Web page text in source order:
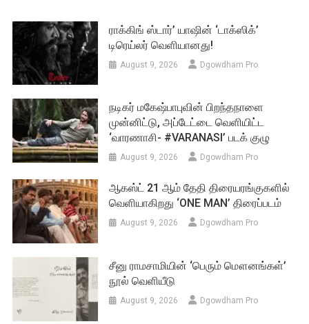
ராக்கிங் ஸ்டார்’ யாஷின் ‘டாக்ஸிக்’
டிரெய்லர் வெளியானது!
August 9, 2026 Dgowdham Pro
நடிகர் மகேஷ்பாபுவின் பிறந்தநாளை
முன்னிட்டு, அப்டேட்டை வெளியிட்ட
‘வாரணாசி- #VARANASI’ படக் குழு
August 9, 2026 Dgowdham Pro
ஆகஸ்ட் 21 ஆம் தேதி திரையரங்குகளில்
வெளியாகிறது ‘ONE MAN’ திரைப்படம்
August 9, 2026 Dgowdham Pro
சீனு ராமசாமியின் ‘பெரும் மௌனங்கள்’
நூல் வெளியீடு
August 9, 2026 Dgowdham Pro